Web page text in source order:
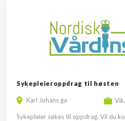
Sykepleieroppdrag til høsten
Karl Johans ga
Sykepleier søkes til oppdrag. Vil du